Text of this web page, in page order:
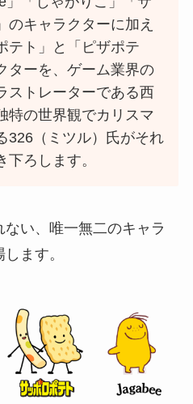
のキャラクターに加え
テト」と「ピザポテ
ターを、ゲーム業界の
ストレーターである⻄
特の世界観でカリスマ
326（ミツル）⽒がそれ
下ろします。
い、唯⼀無⼆のキャラ
ます。